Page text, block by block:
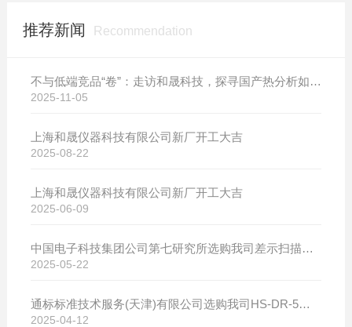
推荐新闻 Recommendation
不与低端竞品“卷”：走访和晟科技，探寻国产热分析如何行稳致远
2025-11-05
上海和晟仪器科技有限公司新厂开工大吉
2025-08-22
上海和晟仪器科技有限公司新厂开工大吉
2025-06-09
中国电子科技集团公司第七研究所选购我司差示扫描量热仪
2025-05-22
通标标准技术服务(天津)有限公司选购我司HS-DR-5导热系数测试仪
2025-04-12